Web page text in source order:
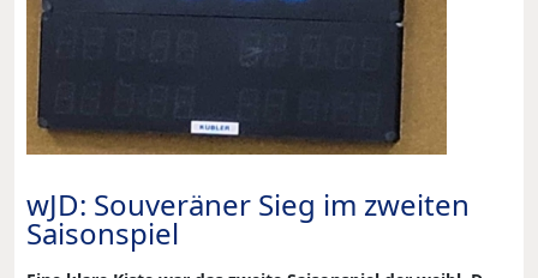
wJD: Souveräner Sieg im zweiten
Saisonspiel